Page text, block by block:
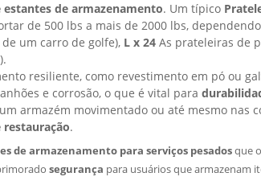
estantes de armazenamento. Um típico
de 500 lbs a mais de 2000 lbs,
um carro de golfe), L x 24 As prateleiras de
).
resiliente, como revestimento em pó ou
e corrosão, o que é vital para
armazém movimentado ou até mesmo nas
.
de armazenamento para serviços pesadosque
segurança para usuários que armazenam